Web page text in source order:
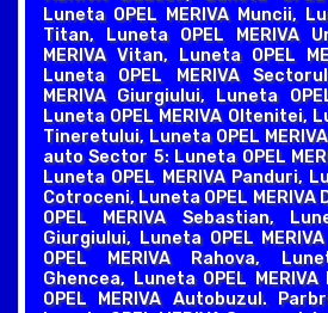
Luneta OPEL MERIVA Muncii,
Titan, Luneta OPEL MERIVA
MERIVA Vitan, Luneta OPEL
Luneta OPEL MERIVA
MERIVA Giurgiului, Luneta
Luneta OPEL MERIVA Oltenitei,
Tineretului, Luneta OPEL
auto Sector 5: Luneta OPEL
Luneta OPEL MERIVA Panduri,
Cotroceni, Luneta OPEL MERIVA
OPEL MERIVA Sebastian,
Giurgiului, Luneta OPEL
OPEL MERIVA Rahova,
Ghencea, Luneta OPEL
OPEL MERIVA Autobuzul.